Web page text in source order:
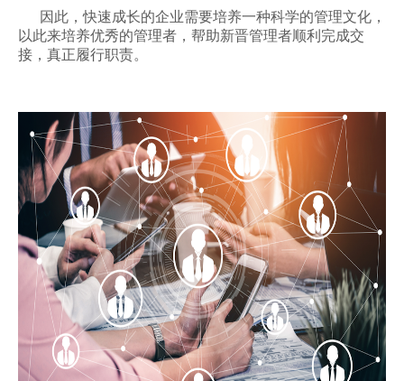
因此，快速成长的企业需要培养一种科学的管理文化，
以此来培养优秀的管理者，帮助新晋管理者顺利完成交
接，真正履行职责。